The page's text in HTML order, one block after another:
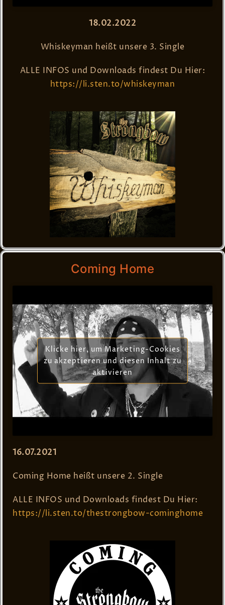
18.02.2022
Whiskeyman heißt unsere 3. Single
ALLE INFOS und Downloads findest Du Hier:
https://li.sten.to/whiskeyman
Coming Home
Klicke hier, um Marketing-Cookies
zu akzeptieren und diesen Inhalt zu
aktivieren
16.07.2021
Coming Home heißt unsere 2. Single
ALLE INFOS und Downloads findest Du Hier:
https://li.sten.to/thestrongbow-cominghome